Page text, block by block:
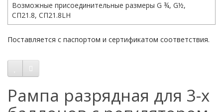
Возможные присоединительные размеры G ¾, G½,
СП21.8, СП21.8LH
Поставляется с паспортом и сертификатом соответствия.
Рампа разрядная для 3-х